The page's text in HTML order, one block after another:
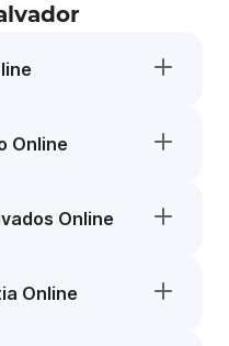
Online
Online
Online